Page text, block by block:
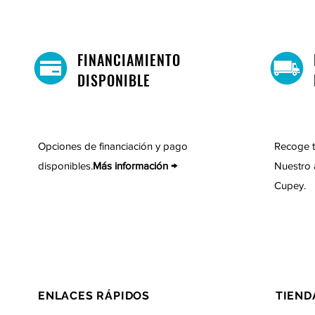
FINANCIAMIENTO
DISPONIBLE
Opciones de financiación y pago
disponibles.Más información →
Recoge
Nuestro
Cupey.
ENLACES RÁPIDOS